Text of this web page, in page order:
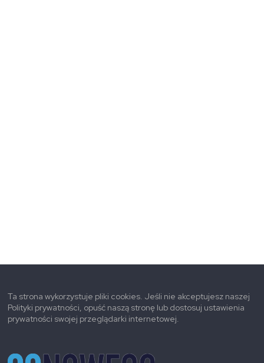
Ta strona wykorzystuje pliki cookies. Jeśli nie akceptujesz naszej
Polityki prywatności, opuść naszą stronę lub dostosuj ustawienia
prywatności swojej przeglądarki internetowej.